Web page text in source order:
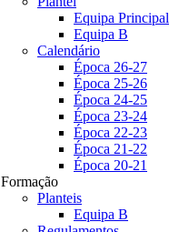
Equipa Principal
Equipa B
Calendário
Época 26-27
Época 25-26
Época 24-25
Época 23-24
Época 22-23
Época 21-22
Época 20-21
Formação
Planteis
Equipa B